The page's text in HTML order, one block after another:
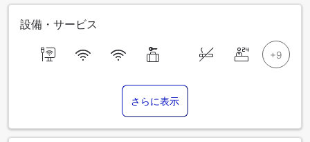
設備・サービス
さらに表示